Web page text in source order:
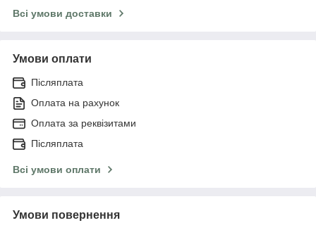
Всі умови доставки
Умови оплати
Післяплата
Оплата на рахунок
Оплата за реквізитами
Післяплата
Всі умови оплати
Умови повернення